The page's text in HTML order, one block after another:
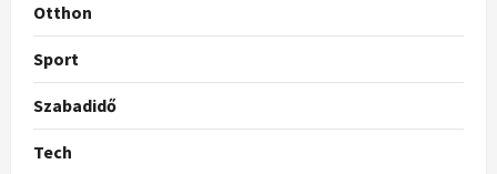
Otthon
Sport
Szabadidő
Tech